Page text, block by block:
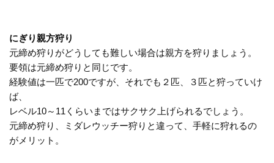
にぎり親方狩り
元締め狩りがどうしても難しい場合は親方を狩りましょう。
要領は元締め狩りと同じです。
経験値は一匹で200ですが、それでも２匹、３匹と狩っていけ
ば、
レベル10～11くらいまではサクサク上げられるでしょう。
元締め狩り、ミダレウッチー狩りと違って、手軽に狩れるの
がメリット。